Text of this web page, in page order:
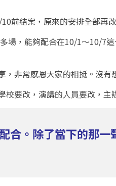
前結案，原來的安排全部再
場，能夠配合在10/1～10/7
非常感恩大家的相挺。沒有
要改，演講的人員要改，主
合。除了當下的那一